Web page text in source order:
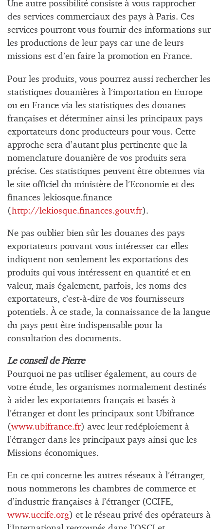
Une autre possibilité consiste à vous rapprocher
des services commerciaux des pays à Paris. Ces
services pourront vous fournir des informations sur
les productions de leur pays car une de leurs
missions est d’en faire la promotion en France.
Pour les produits, vous pourrez aussi rechercher les
statistiques douanières à l’importation en Europe
ou en France via les statistiques des douanes
françaises et déterminer ainsi les principaux pays
exportateurs donc producteurs pour vous. Cette
approche sera d’autant plus pertinente que la
nomenclature douanière de vos produits sera
précise. Ces statistiques peuvent être obtenues via
le site officiel du ministère de l’Economie et des
finances lekiosque.finance
(http://lekiosque.finances.gouv.fr).
Ne pas oublier bien sûr les douanes des pays
exportateurs pouvant vous intéresser car elles
indiquent non seulement les exportations des
produits qui vous intéressent en quantité et en
valeur, mais également, parfois, les noms des
exportateurs, c’est-à-dire de vos fournisseurs
potentiels. À ce stade, la connaissance de la langue
du pays peut être indispensable pour la
consultation des documents.
Le conseil de Pierre
Pourquoi ne pas utiliser également, au cours de
votre étude, les organismes normalement destinés
à aider les exportateurs français et basés à
l’étranger et dont les principaux sont Ubifrance
(www.ubifrance.fr) avec leur redéploiement à
l’étranger dans les principaux pays ainsi que les
Missions économiques.
En ce qui concerne les autres réseaux à l’étranger,
nous nommerons les chambres de commerce et
d’industrie françaises à l’étranger (CCIFE,
www.uccife.org) et le réseau privé des opérateurs à